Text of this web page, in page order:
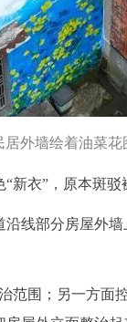
居外墙绘着油菜花
衣”，原本斑
线部分房屋外
范围；另一方